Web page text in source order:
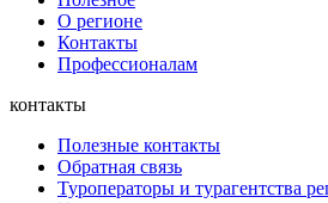
О регионе
Контакты
Профессионалам
контакты
Полезные контакты
Обратная связь
Туроператоры и турагентства